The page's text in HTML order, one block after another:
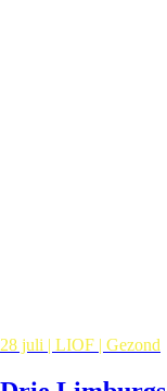
28 juli | LIOF | Gezond